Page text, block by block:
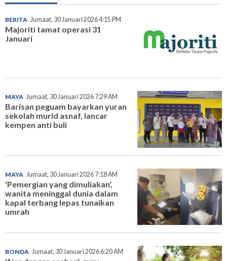
BERITA Jumaat, 30 Januari 2026 4:15 PM
Majoriti tamat operasi 31
Januari
MAYA Jumaat, 30 Januari 2026 7:29 AM
Barisan peguam bayarkan yuran
sekolah murid asnaf, lancar
kempen anti buli
MAYA Jumaat, 30 Januari 2026 7:18 AM
'Pemergian yang dimuliakan',
wanita meninggal dunia dalam
kapal terbang lepas tunaikan
umrah
BONDA Jumaat, 30 Januari 2026 6:20 AM